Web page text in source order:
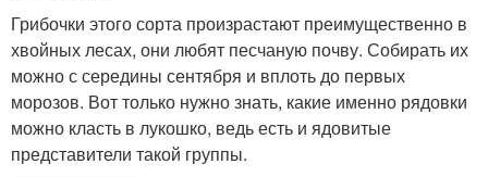
Грибочки этого сорта произрастают преимущественно в
хвойных лесах, они любят песчаную почву. Собирать их
можно с середины сентября и вплоть до первых
морозов. Вот только нужно знать, какие именно рядовки
можно класть в лукошко, ведь есть и ядовитые
представители такой группы.